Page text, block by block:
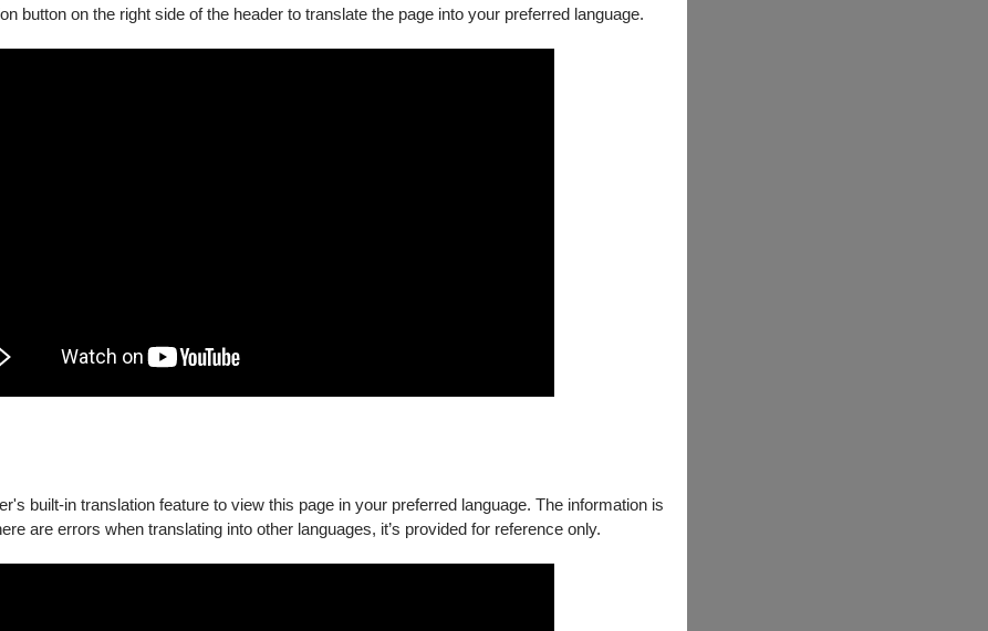
button on the right side of the header to translate the page into your preferred language.
built-in translation feature to view this page in your preferred language. The information is
are errors when translating into other languages, it’s provided for reference only.
律與信任。
們大放異彩，上演了一檔又一檔高朋滿座精彩節目， 如今的她卻陷入行銷困
的「自己」。
的意義。
卻仍堅信只要意志堅定，就能迎來幸福結局，人美心善的仙女不忍，翩然降
王載歌載舞的感情開示！